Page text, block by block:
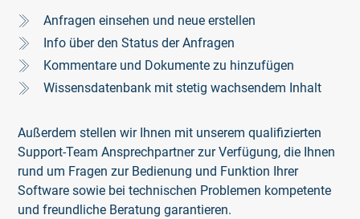
Anfragen einsehen und neue erstellen
Info über den Status der Anfragen
Kommentare und Dokumente zu hinzufügen
Wissensdatenbank mit stetig wachsendem Inhalt
Außerdem stellen wir Ihnen mit unserem qualifizierten
Support-Team Ansprechpartner zur Verfügung, die Ihnen
rund um Fragen zur Bedienung und Funktion Ihrer
Software sowie bei technischen Problemen kompetente
und freundliche Beratung garantieren.